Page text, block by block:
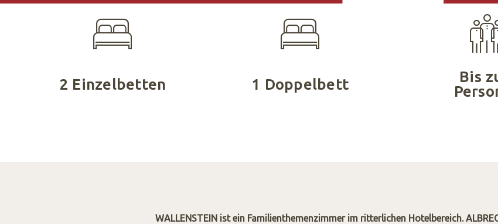
2 Einzelbetten 1 Doppelbett
Bis
WALLENSTEIN ist ein Familienthemenzimmer im ritterlichen Hotelbereich.